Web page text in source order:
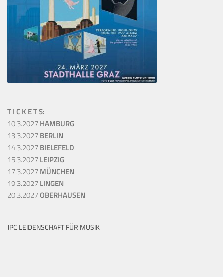
T I C K E T S:
10.3.2027HAMBURG
13.3.2027BERLIN
14.3.2027BIELEFELD
15.3.2027LEIPZIG
17.3.2027MÜNCHEN
19.3.2027LINGEN
20.3.2027OBERHAUSEN
JPC LEIDENSCHAFT FÜR MUSIK